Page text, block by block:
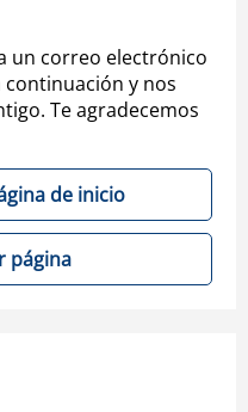
un correo electrónico
continuación y nos
Te agradecemos
de inicio
página